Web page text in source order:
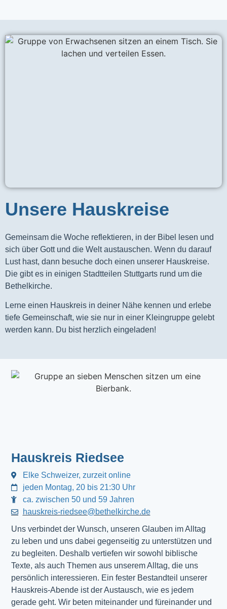
Unsere Hauskreise
Gemeinsam die Woche reflektieren, in der Bibel lesen und
sich über Gott und die Welt austauschen. Wenn du darauf
Lust hast, dann besuche doch einen unserer Hauskreise.
Die gibt es in einigen Stadtteilen Stuttgarts rund um die
Bethelkirche.
Lerne einen Hauskreis in deiner Nähe kennen und erlebe
tiefe Gemeinschaft, wie sie nur in einer Kleingruppe gelebt
werden kann. Du bist herzlich eingeladen!
Hauskreis Riedsee
Elke Schweizer, zurzeit online
jeden Montag, 20 bis 21:30 Uhr
ca. zwischen 50 und 59 Jahren
hauskreis-riedsee@bethelkirche.de
Uns verbindet der Wunsch, unseren Glauben im Alltag
zu leben und uns dabei gegenseitig zu unterstützen und
zu begleiten. Deshalb vertiefen wir sowohl biblische
Texte, als auch Themen aus unserem Alltag, die uns
persönlich interessieren. Ein fester Bestandteil unserer
Hauskreis-Abende ist der Austausch, wie es jedem
gerade geht. Wir beten miteinander und füreinander und